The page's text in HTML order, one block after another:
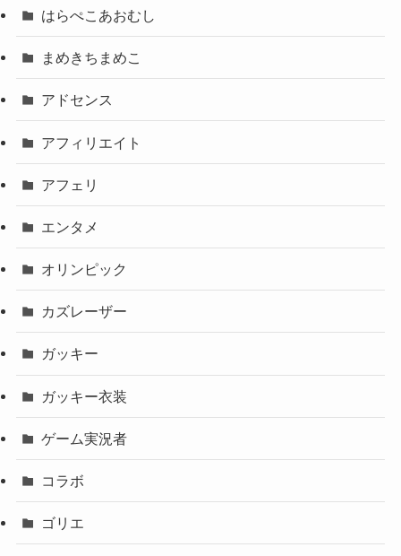
はらぺこあおむし
まめきちまめこ
アドセンス
アフィリエイト
アフェリ
エンタメ
オリンピック
カズレーザー
ガッキー
ガッキー衣装
ゲーム実況者
コラボ
ゴリエ